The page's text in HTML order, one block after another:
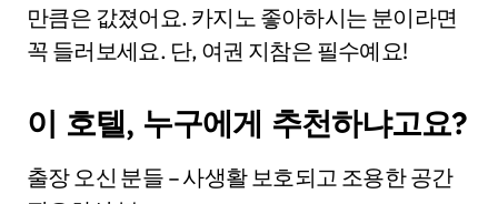
만큼은 값졌어요. 카지노 좋아하시는 분이라면
꼭 들러보세요. 단, 여권 지참은 필수예요!
이 호텔, 누구에게 추천하냐고요?
출장 오신 분들 – 사생활 보호되고 조용한 공간